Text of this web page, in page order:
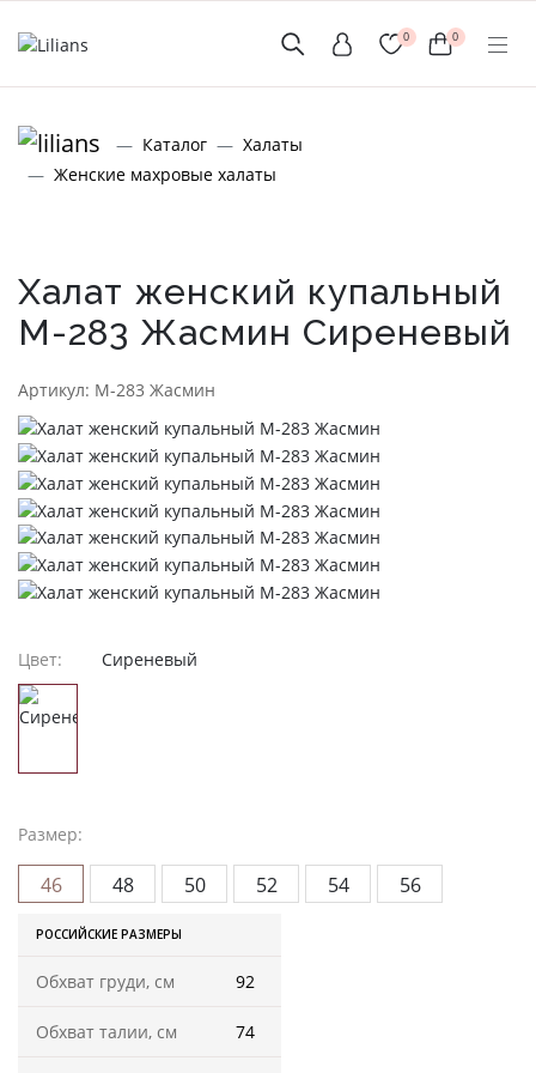
0 0
+7 (999) 156-56-43
www.lilians-kazan@mail.ru
Мужской Ассортимент
Детcкий трикотаж
Женская одежда
Халаты
Домашняя одежда
Женские спортивные костюмы
Жакеты женские
Комплекты женские повседневные
Куртка женская на молнии
Каталог
Халаты
Женские махровые халаты
Халат женский купальный
М-283 Жасмин Сиреневый
Артикул: М-283 Жасмин
Цвет: Сиреневый
Размер:
46
РОССИЙСКИЕ РАЗМЕРЫ
Обхват груди, см 92
Обхват талии, см 74
48 50 52 54 56